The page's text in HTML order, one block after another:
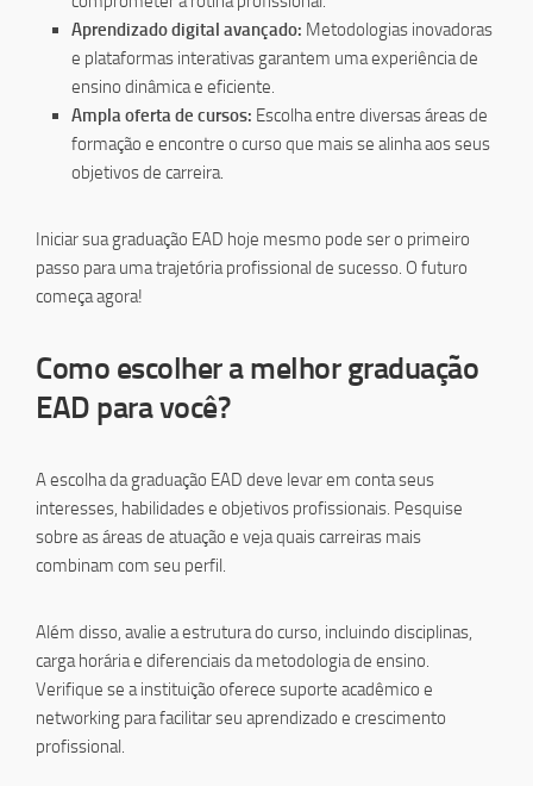
Aprendizado digital avançado: Metodologias inovadoras
e plataformas interativas garantem uma experiência de
ensino dinâmica e eficiente.
Ampla oferta de cursos: Escolha entre diversas áreas de
formação e encontre o curso que mais se alinha aos seus
objetivos de carreira.
Iniciar sua graduação EAD hoje mesmo pode ser o primeiro
passo para uma trajetória profissional de sucesso. O futuro
começa agora!
Como escolher a melhor graduação
EAD para você?
A escolha da graduação EAD deve levar em conta seus
interesses, habilidades e objetivos profissionais. Pesquise
sobre as áreas de atuação e veja quais carreiras mais
combinam com seu perfil.
Além disso, avalie a estrutura do curso, incluindo disciplinas,
carga horária e diferenciais da metodologia de ensino.
Verifique se a instituição oferece suporte acadêmico e
networking para facilitar seu aprendizado e crescimento
profissional.